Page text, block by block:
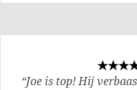
“Joe is top! Hij